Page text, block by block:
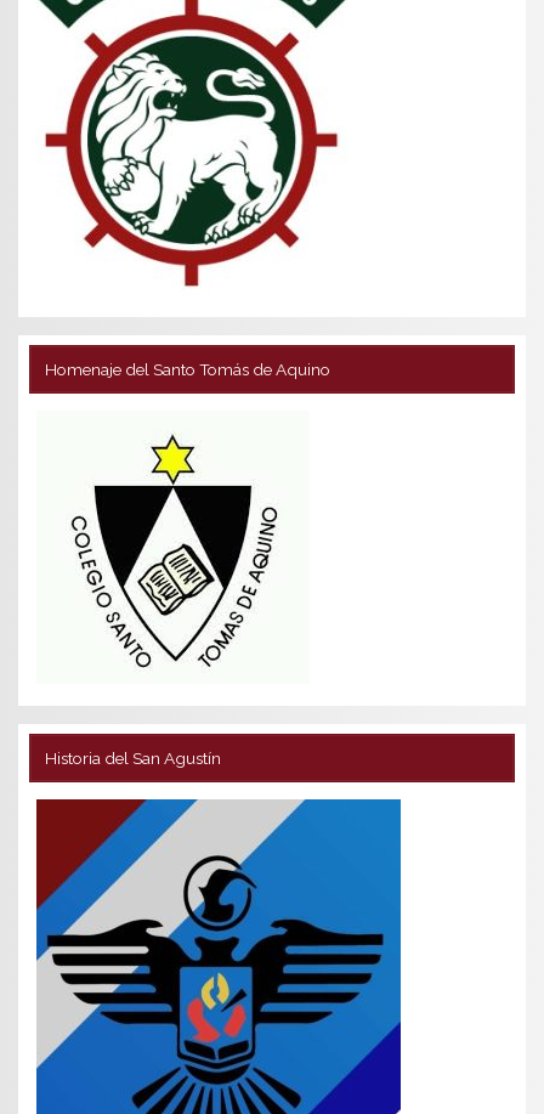
Homenaje del Santo Tomás de Aquino
Historia del San Agustín